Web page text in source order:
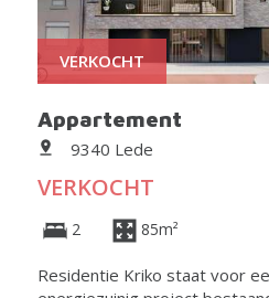
VERKOCHT
Appartement
9340 Lede
VERKOCHT
2 85m²
Residentie Kriko staat voor